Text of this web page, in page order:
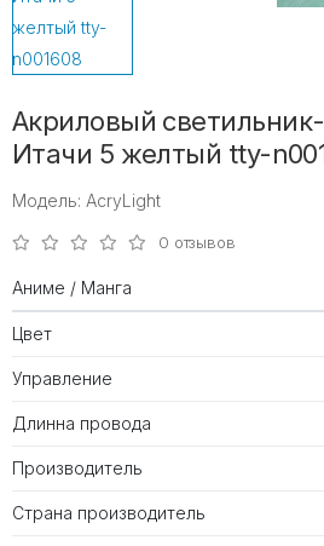
Акриловый
Итачи 5 желтый tty-
Модель: AcryLight
0 отзывов
Аниме / Манга
Цвет
Управление
Длинна провода
Производитель
Страна производитель